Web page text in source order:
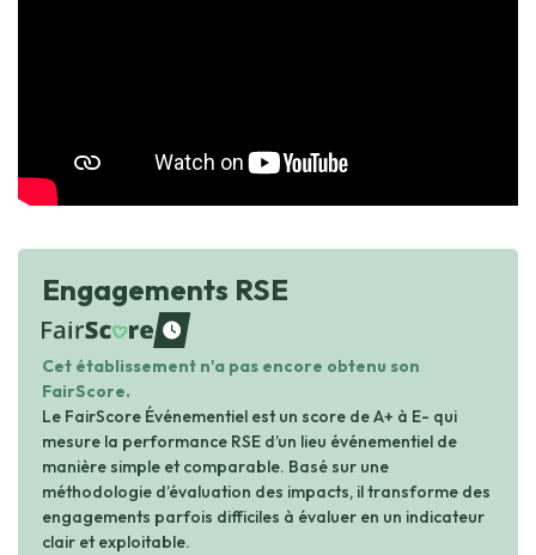
Engagements RSE
waiting
Cet établissement n'a pas encore obtenu son
FairScore.
Le FairScore Événementiel est un score de A+ à E- qui
mesure la performance RSE d’un lieu événementiel de
manière simple et comparable. Basé sur une
méthodologie d’évaluation des impacts, il transforme des
engagements parfois difficiles à évaluer en un indicateur
clair et exploitable.